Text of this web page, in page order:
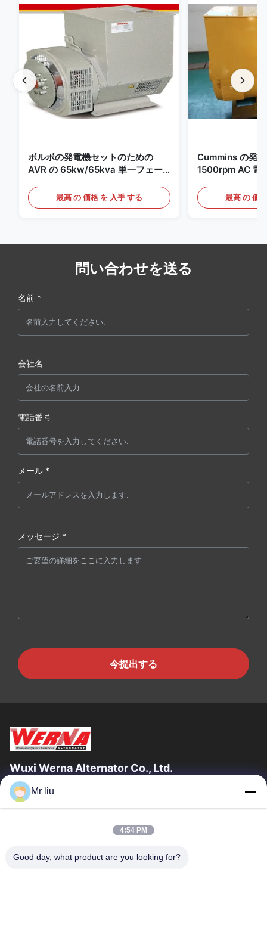
ボルボの発電機セットのための
AVR の 65kw/65kva 単一フェー
最高 の 価格 を 入手 する
Cummins の発
1500rpm AC 電
最高 の 価
問い合わせを送る
名前 *
会社名
電話番号
メール *
メッセージ *
今提出する
Wuxi Werna Alternator Co., Ltd.
クイックリンク
わたしたち に つい て
工場 ツアー
品質管理
Mr liu
4:54 PM
Good day, what product are you looking for?